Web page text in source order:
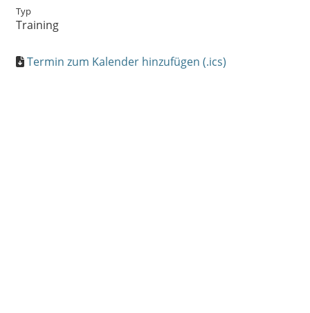
Typ
Training
Termin zum Kalender hinzufügen (.ics)